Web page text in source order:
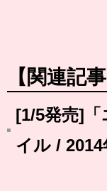
【関連記事
[1/5発売]
イル /